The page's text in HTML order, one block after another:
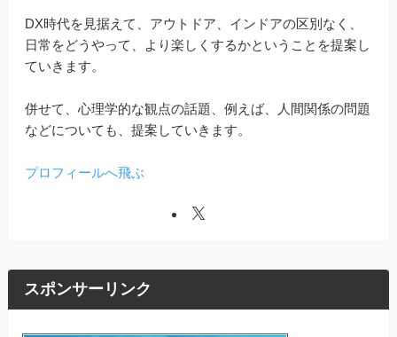
DX時代を見据えて、アウトドア、インドアの区別なく、
日常をどうやって、より楽しくするかということを提案し
ていきます。
併せて、心理学的な観点の話題、例えば、人間関係の問題
などについても、提案していきます。
プロフィールへ飛ぶ
スポンサーリンク